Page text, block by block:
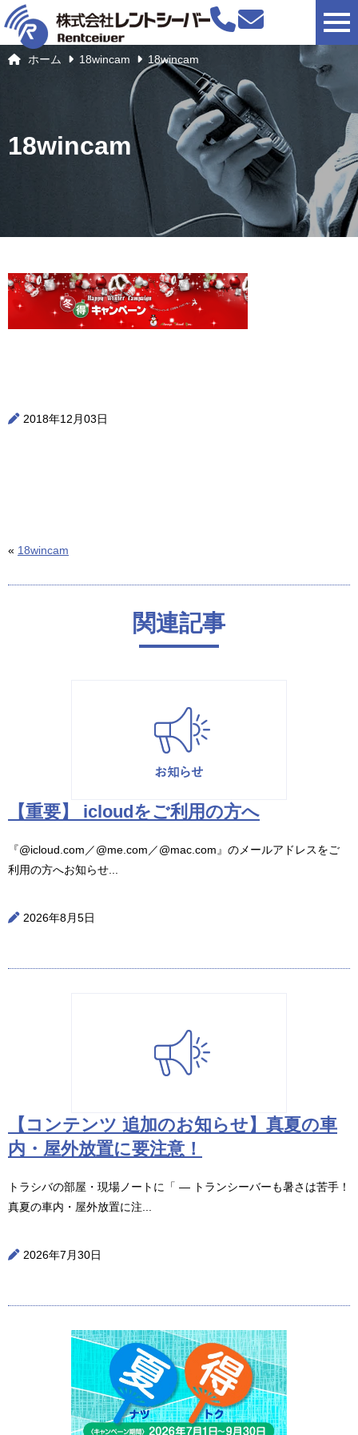
ホーム 18wincam 18wincam
18wincam
2018年12月03日
« 18wincam
関連記事
【重要】 icloudをご利用の方へ
『@icloud.com／@me.com／@mac.com』のメールアドレスをご
利用の方へお知らせ...
2026年8月5日
【コンテンツ 追加のお知らせ】真夏の車
内・屋外放置に要注意！
トラシバの部屋・現場ノートに「 ― トランシーバーも暑さは苦手！
真夏の車内・屋外放置に注...
2026年7月30日